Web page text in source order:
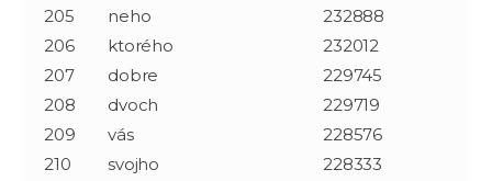
205 neho
232888
206
ktorého
232012
207
dobre
229745
208
dvoch
229719
209
vás
228576
210
svojho
228333